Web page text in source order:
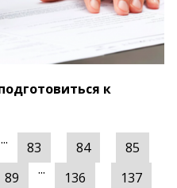
к
... 83 84
85
89 ... 136
137